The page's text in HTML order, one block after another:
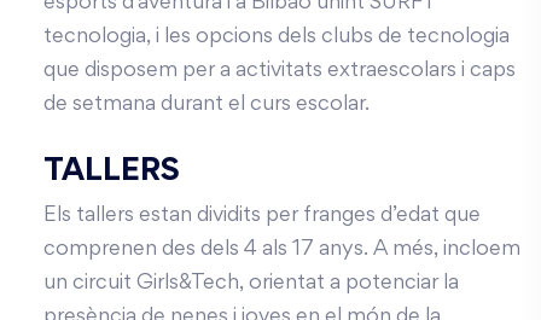
tecnologia, i les opcions dels clubs de tecnologia
que disposem per a activitats extraescolars i caps
de setmana durant el curs escolar.
TALLERS
Els tallers estan dividits per franges d’edat que
comprenen des dels 4 als 17 anys. A més, incloem
un circuit Girls&Tech, orientat a potenciar la